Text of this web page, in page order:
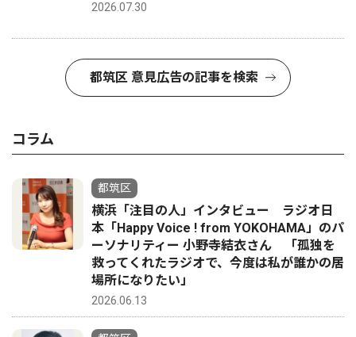
2026.07.30
都筑区 意見広告の記事を検索
コラム
都筑区
横浜「注目の人」インタビュー ラジオ日
本「Happy Voice ! from YOKOHAMA」のパ
ーソナリティー 小野寺結衣さん 「孤独を
救ってくれたラジオで、今度は私が誰かの居
場所になりたい」
2026.06.13